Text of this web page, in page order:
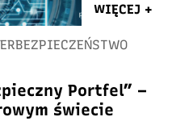
WIĘCEJ +
Portfel” –
świecie